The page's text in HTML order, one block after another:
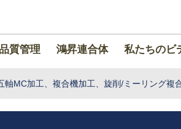
質管理 鴻昇連合体 私たちのビ
軸MC加工、複合機加工、旋削/ミーリング複